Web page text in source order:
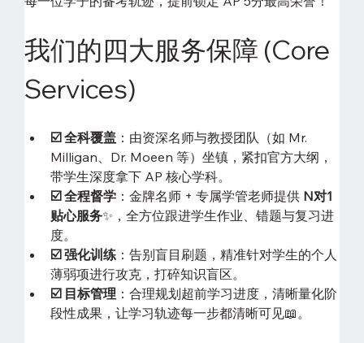
我们的四大服务保障 (Core
Services)
☑️ 全科覆盖 ：由资深名师与教授团队（如 Mr.
Milligan、Dr. Moeen 等）坐镇，紧扣官方大纲，
带学生深度拿下 AP 核心学科。
☑️ 全程督学 ：金牌名师 + 专属学管老师提供 N对1
贴心服务✨，全方位跟进学生作业、错题与复习进
度。
☑️ 强化训练 ：告别盲目刷题，精准针对学生的个人
薄弱项进行攻克，打碎知识盲区。
☑️ 目标管理 ：合理规划超前学习进度，清晰量化阶
段性成果，让学习轨迹每一步都清晰可见📖。